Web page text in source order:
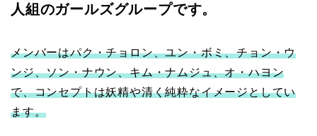
人組のガールズグループです。
メンバーはパク・チョロン、ユン・ボミ、チョン・ウ
ンジ、ソン・ナウン、キム・ナムジュ、オ・ハヨン
で、コンセプトは妖精や清く純粋なイメージとしてい
ます。